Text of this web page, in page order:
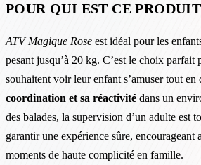
POUR QUI EST CE
ATV Magique Rose est idéal pour les
pesant jusqu’à 20 kg. C’est le choix parfait
souhaitent voir leur enfant s’amuser tout en
coordination et sa réactivité dans un
des balades, la supervision d’un adulte est
garantir une expérience sûre, encourageant
moments de haute complicité en famille.